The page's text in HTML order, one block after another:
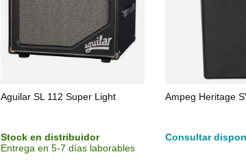
Aguilar SL 112 Super Light
Stock en distribuidor
Entrega en 5-7 días laborables
Ampeg Heritage
Consultar